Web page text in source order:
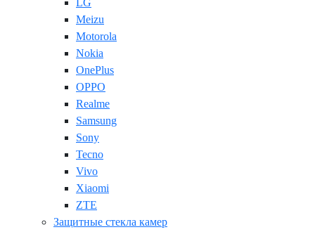
LG
Meizu
Motorola
Nokia
OnePlus
OPPO
Realme
Samsung
Sony
Tecno
Vivo
Xiaomi
ZTE
Защитные стекла камер